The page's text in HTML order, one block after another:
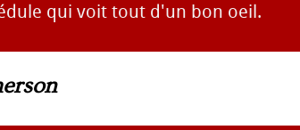
qui voit tout d'un bon oeil.